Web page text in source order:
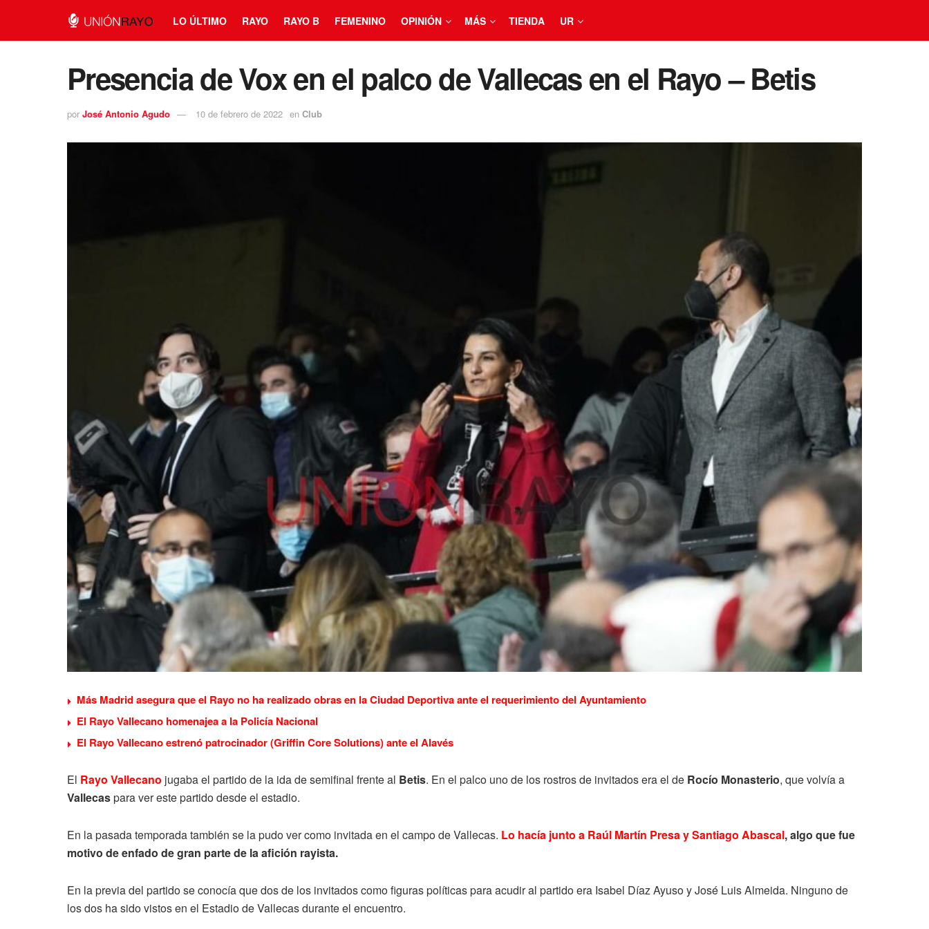
LO ÚLTIMO RAYO RAYO B FEMENINO OPINIÓN MÁS TIENDA UR
Presencia de Vox en el palco de Vallecas en el Rayo – Betis
por José Antonio Agudo 10 de febrero de 2022 en Club
Más Madrid asegura que el Rayo no ha realizado obras en la Ciudad Deportiva ante el requerimiento del Ayuntamiento
El Rayo Vallecano homenajea a la Policía Nacional
El Rayo Vallecano estrenó patrocinador (Griffin Core Solutions) ante el Alavés
El Rayo Vallecano jugaba el partido de la ida de semifinal frente al Betis. En el palco uno de los rostros de invitados era el de Rocío Monasterio, que volvía a
Vallecaspara ver este partido desde el estadio.
En la pasada temporada también se la pudo ver como invitada en el campo de Vallecas. Lo hacía junto a Raúl Martín Presa y Santiago Abascal, algo que fue
motivo de enfado de gran parte de la afición rayista.
En la previa del partido se conocía que dos de los invitados como figuras políticas para acudir al partido era Isabel Díaz Ayuso y José Luis Almeida. Ninguno de
los dos ha sido vistos en el Estadio de Vallecas durante el encuentro.